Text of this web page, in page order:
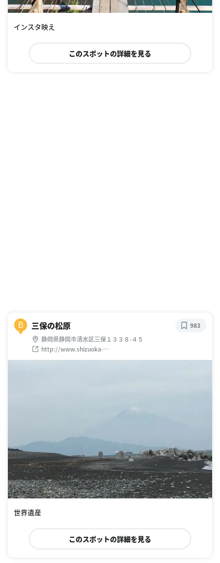
インスタ映え
このスポットの詳細を見る
B 三保の松原
静岡県静岡市清水区三保１３３８-４５
http://www.shizuoka-
citypromotion.jp/mihonomatsubara/
983
世界遺産
このスポットの詳細を見る